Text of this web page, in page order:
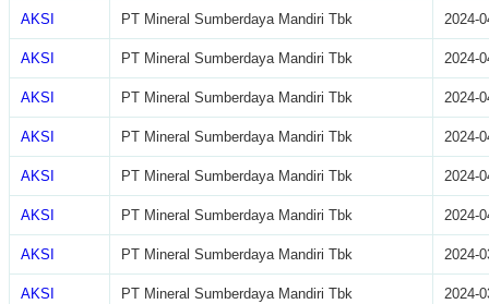
AKSI PT Mineral Sumberdaya Mandiri Tbk 2024-
AKSI PT Mineral Sumberdaya Mandiri Tbk 2024-
AKSI PT Mineral Sumberdaya Mandiri Tbk 2024-
AKSI PT Mineral Sumberdaya Mandiri Tbk 2024-
AKSI PT Mineral Sumberdaya Mandiri Tbk 2024-
AKSI PT Mineral Sumberdaya Mandiri Tbk 2024-
AKSI PT Mineral Sumberdaya Mandiri Tbk 2024-
AKSI PT Mineral Sumberdaya Mandiri Tbk 2024-